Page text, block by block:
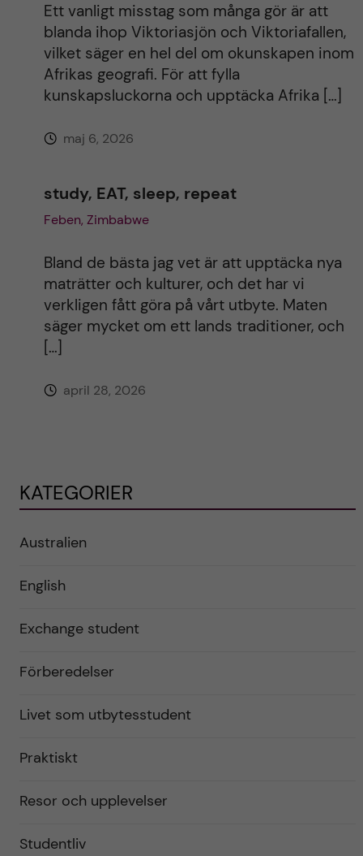
Ett vanligt misstag som många gör är att
blanda ihop Viktoriasjön och Viktoriafallen,
vilket säger en hel del om okunskapen inom
Afrikas geografi. För att fylla
kunskapsluckorna och upptäcka Afrika […]
maj 6, 2026
study, EAT, sleep, repeat
Feben, Zimbabwe
Bland de bästa jag vet är att upptäcka nya
maträtter och kulturer, och det har vi
verkligen fått göra på vårt utbyte. Maten
säger mycket om ett lands traditioner, och
[…]
april 28, 2026
KATEGORIER
Australien
English
Exchange student
Förberedelser
Livet som utbytesstudent
Praktiskt
Resor och upplevelser
Studentliv